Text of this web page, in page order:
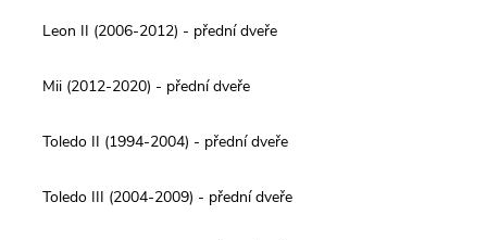
Leon II (2006-2012) - přední dveře
Mii (2012-2020) - přední dveře
Toledo II (1994-2004) - přední dveře
Toledo III (2004-2009) - přední dveře